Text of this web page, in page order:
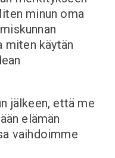
minun oma
miten käytän
jälkeen, että me
elämän
vaihdoimme